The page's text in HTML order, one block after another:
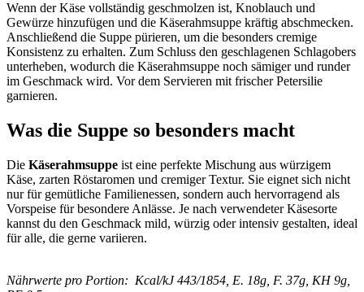
Wenn der Käse vollständig geschmolzen ist, Knoblauch und
Gewürze hinzufügen und die Käserahmsuppe kräftig abschmecken.
Anschließend die Suppe pürieren, um die besonders cremige
Konsistenz zu erhalten. Zum Schluss den geschlagenen Schlagobers
unterheben, wodurch die Käserahmsuppe noch sämiger und runder
im Geschmack wird. Vor dem Servieren mit frischer Petersilie
garnieren.
Was die Suppe so besonders macht
Die Käserahmsuppe ist eine perfekte Mischung aus würzigem
Käse, zarten Röstaromen und cremiger Textur. Sie eignet sich nicht
nur für gemütliche Familienessen, sondern auch hervorragend als
Vorspeise für besondere Anlässe. Je nach verwendeter Käsesorte
kannst du den Geschmack mild, würzig oder intensiv gestalten, ideal
für alle, die gerne variieren.
Nährwerte pro Portion: Kcal/kJ 443/1854, E. 18g, F. 37g, KH 9g,